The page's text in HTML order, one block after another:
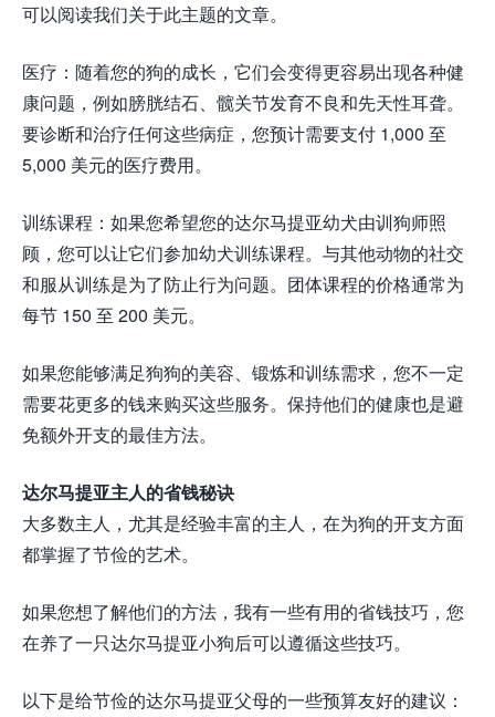
可以阅读我们关于此主题的文章。
医疗：随着您的狗的成长，它们会变得更容易出现各种健
康问题，例如膀胱结石、髋关节发育不良和先天性耳聋。
要诊断和治疗任何这些病症，您预计需要支付 1,000 至
5,000 美元的医疗费用。
训练课程：如果您希望您的达尔马提亚幼犬由训狗师照
顾，您可以让它们参加幼犬训练课程。与其他动物的社交
和服从训练是为了防止行为问题。团体课程的价格通常为
每节 150 至 200 美元。
如果您能够满足狗狗的美容、锻炼和训练需求，您不一定
需要花更多的钱来购买这些服务。保持他们的健康也是避
免额外开支的最佳方法。
达尔马提亚主人的省钱秘诀
大多数主人，尤其是经验丰富的主人，在为狗的开支方面
都掌握了节俭的艺术。
如果您想了解他们的方法，我有一些有用的省钱技巧，您
在养了一只达尔马提亚小狗后可以遵循这些技巧。
以下是给节俭的达尔马提亚父母的一些预算友好的建议：